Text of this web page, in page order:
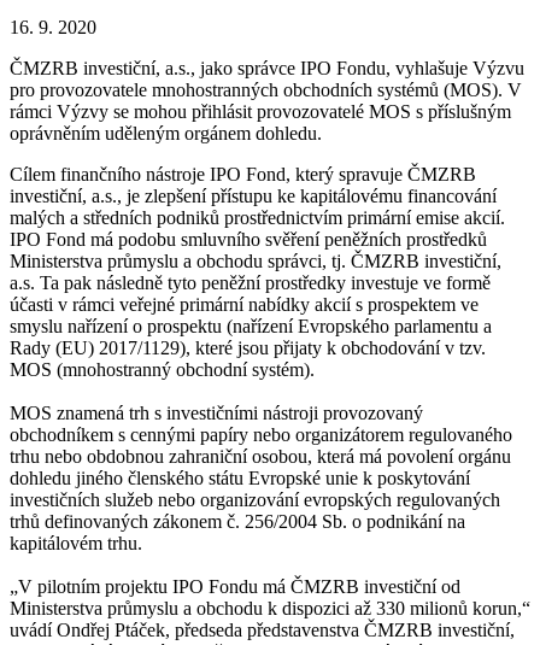
16. 9. 2020
ČMZRB investiční, a.s., jako správce IPO Fondu, vyhlašuje Výzvu
pro provozovatele mnohostranných obchodních systémů (MOS). V
rámci Výzvy se mohou přihlásit provozovatelé MOS s příslušným
oprávněním uděleným orgánem dohledu.
Cílem finančního nástroje IPO Fond, který spravuje ČMZRB
investiční, a.s., je zlepšení přístupu ke kapitálovému financování
malých a středních podniků prostřednictvím primární emise akcií.
IPO Fond má podobu smluvního svěření peněžních prostředků
Ministerstva průmyslu a obchodu správci, tj. ČMZRB investiční,
a.s. Ta pak následně tyto peněžní prostředky investuje ve formě
účasti v rámci veřejné primární nabídky akcií s prospektem ve
smyslu nařízení o prospektu (nařízení Evropského parlamentu a
Rady (EU) 2017/1129), které jsou přijaty k obchodování v tzv.
MOS (mnohostranný obchodní systém).
MOS znamená trh s investičními nástroji provozovaný
obchodníkem s cennými papíry nebo organizátorem regulovaného
trhu nebo obdobnou zahraniční osobou, která má povolení orgánu
dohledu jiného členského státu Evropské unie k poskytování
investičních služeb nebo organizování evropských regulovaných
trhů definovaných zákonem č. 256/2004 Sb. o podnikání na
kapitálovém trhu.
„V pilotním projektu IPO Fondu má ČMZRB investiční od
Ministerstva průmyslu a obchodu k dispozici až 330 milionů korun,“
uvádí Ondřej Ptáček, předseda představenstva ČMZRB investiční,